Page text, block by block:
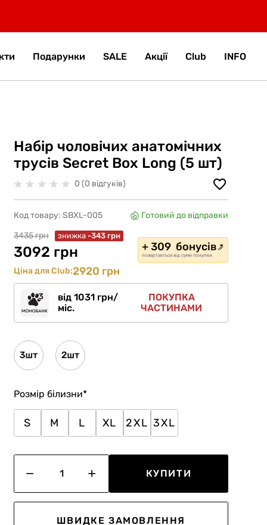
Подарунки SALE Акції Club INFO
Набір чоловічих анатомічних
трусів Secret Box Long (5 шт)
0 (0 відгуків)
Код товару: SBXL-005
Готовий до відправки
3435 грн
знижка -343 грн
3092 грн + 309 бонусів
повертається від суми покупки
Ціна для Club:2920 грн
від 1031 грн/
міс.
ПОКУПКА
ЧАСТИНАМИ
Розмір білизни*
S M L XL 2XL 3XL
КУПИТИ
ШВИДКЕ ЗАМОВЛЕННЯ